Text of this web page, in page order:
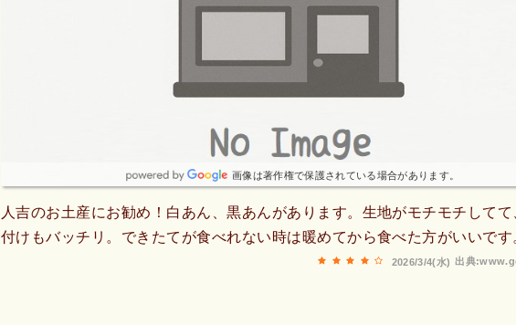
画像は著作権で保護されている場合があります。
人吉のお土産にお勧め！白あん、黒あんがあります。生地がモチモチしてて
付けもバッチリ。できたてが食べれない時は暖めてから食べた方がいいです
出典
2026/3/4(水)